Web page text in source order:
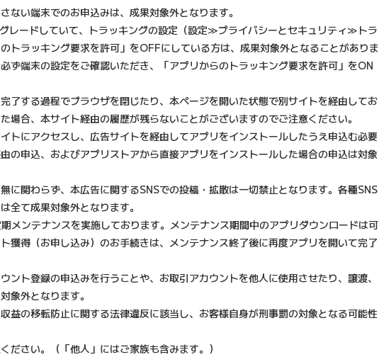
ない端末でのお申込みは、成果対象外となります。
レードしていて、トラッキングの設定（設定≫プライバシーとセキュリティ≫トラ
トラッキング要求を許可」をOFFにしている方は、成果対象外となることがありま
ず端末の設定をご確認いただき、「アプリからのトラッキング要求を許可」をON
了する過程でブラウザを閉じたり、本ページを開いた状態で別サイトを経由してお
場合、本サイト経由の履歴が残らないことがございますのでご注意ください。
トにアクセスし、広告サイトを経由してアプリをインストールしたうえ申込む必要
の申込、およびアプリストアから直接アプリをインストールした場合の申込は対象
に関わらず、本広告に関するSNSでの投稿・拡散は一切禁止となります。各種SNS
全て成果対象外となります。
メンテナンスを実施しております。メンテナンス期間中のアプリダウンロードは可
獲得（お申し込み）のお手続きは、メンテナンス終了後に再度アプリを開いて完了
ント登録の申込みを行うことや、お取引アカウントを他人に使用させたり、譲渡、
象外となります。
益の移転防止に関する法律違反に該当し、お客様自身が刑事罰の対象となる可能性
ださい。（「他人」にはご家族も含みます。）